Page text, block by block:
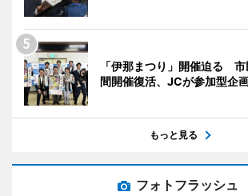
「伊那まつり」開催迫る
間開催復活、JCが参加型企
もっと見る
フォトフラッシュ